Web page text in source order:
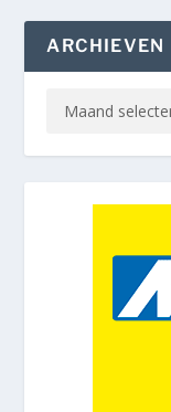
ARCHIEVEN